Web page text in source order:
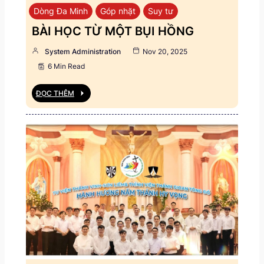
Dòng Đa Minh Góp nhặt Suy tư
BÀI HỌC TỪ MỘT BỤI HỒNG
System Administration
Nov 20, 2025
6 Min Read
ĐỌC THÊM